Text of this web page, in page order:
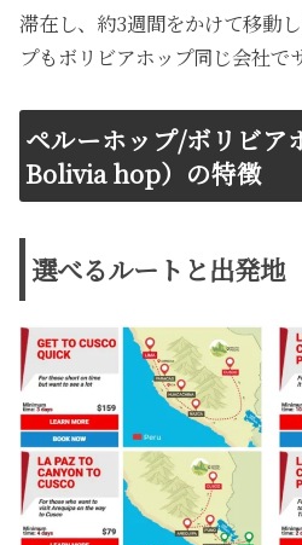
滞在し、約3週間をかけて移動
プもボリビアホップ同じ会社で
ペルーホップ/ボリビ
Bolivia hop）の特徴
選べるルートと出発地